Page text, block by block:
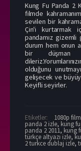
Kung Fu Panda 2
filmde
sevilen bir
Çin'i kurtarmak
pandamız gizemli
durum hem onun
bir düşman
olduğunu
gelişecek ve
Keyifli seyirler.
Etiketler: 1080p
panda 2 izle, kung
panda 2 2011, kung
türkçe altyazı izle,
2 turkce dublaj izle,